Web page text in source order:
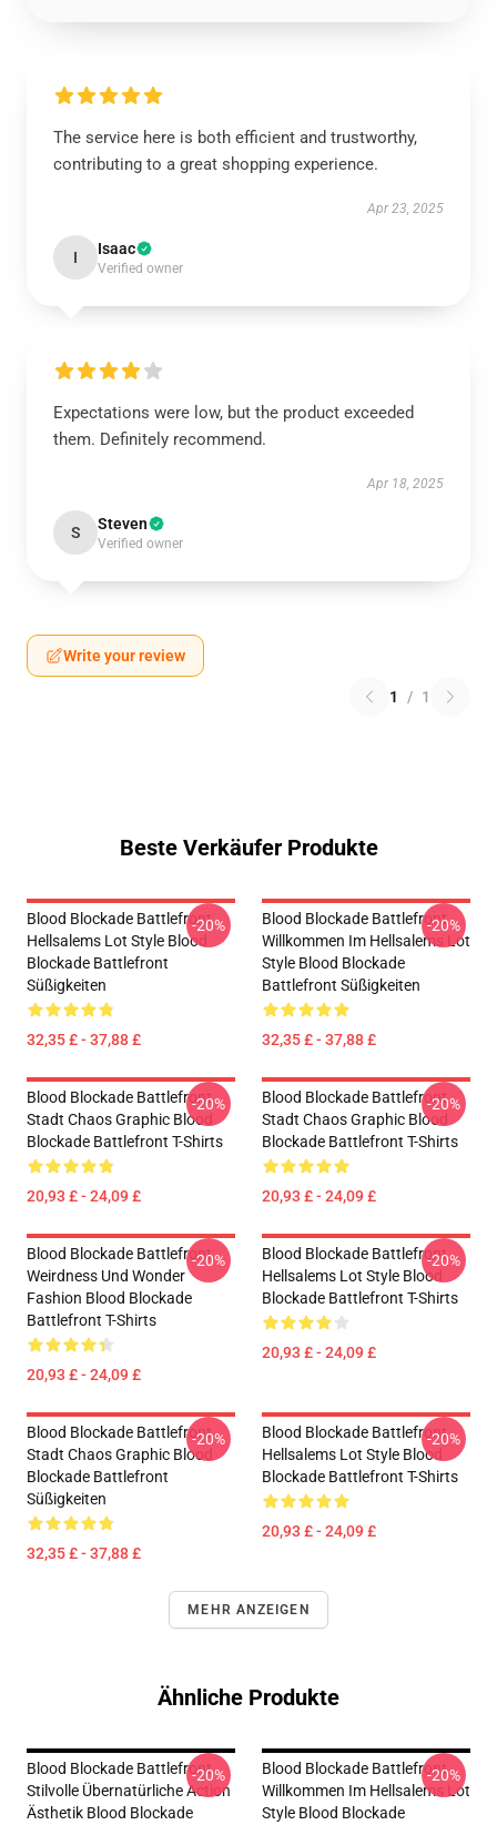
The service here is both efficient and trustworthy,
contributing to a great shopping experience.
Apr 23, 2025
I Isaac
Verified owner
Expectations were low, but the product exceeded
them. Definitely recommend.
Apr 18, 2025
S Steven
Verified owner
Write your review
1 / 1
Beste Verkäufer Produkte
Blood Blockade Battlefront
Hellsalems Lot Style Blood
Blockade Battlefront
Süßigkeiten
32,35 £ - 37,88 £
-20%
Blood Blockade Battlefront
Willkommen Im Hellsalems Lot
Style Blood Blockade
Battlefront Süßigkeiten
32,35 £ - 37,88 £
-20%
Blood Blockade Battlefront
Stadt Chaos Graphic Blood
Blockade Battlefront T-Shirts
20,93 £ - 24,09 £
-20%
Blood Blockade Battlefront
Stadt Chaos Graphic Blood
Blockade Battlefront T-Shirts
20,93 £ - 24,09 £
-20%
Blood Blockade Battlefront
Weirdness Und Wonder
Fashion Blood Blockade
Battlefront T-Shirts
20,93 £ - 24,09 £
-20%
Blood Blockade Battlefront
Hellsalems Lot Style Blood
Blockade Battlefront T-Shirts
20,93 £ - 24,09 £
-20%
Blood Blockade Battlefront
Stadt Chaos Graphic Blood
Blockade Battlefront
Süßigkeiten
32,35 £ - 37,88 £
-20%
Blood Blockade Battlefront
Hellsalems Lot Style Blood
Blockade Battlefront T-Shirts
20,93 £ - 24,09 £
-20%
MEHR ANZEIGEN
Ähnliche Produkte
Blood Blockade Battlefront
Stilvolle Übernatürliche Action
Ästhetik Blood Blockade
-20%
Blood Blockade Battlefront
Willkommen Im Hellsalems Lot
Style Blood Blockade
-20%